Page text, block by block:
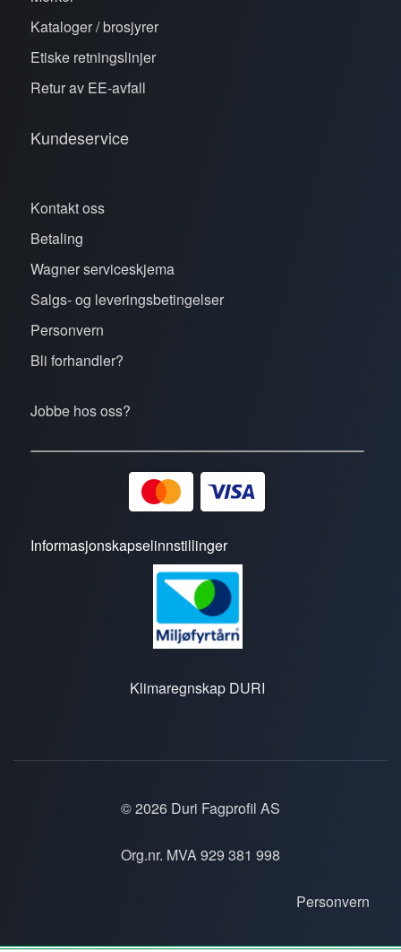
Kataloger / brosjyrer
Etiske retningslinjer
Retur av EE-avfall
Kundeservice
Kontakt oss
Betaling
Wagner serviceskjema
Salgs- og leveringsbetingelser
Personvern
Bli forhandler?
Jobbe hos oss?
Informasjonskapselinnstillinger
Klimaregnskap DURI
© 2026 Duri Fagprofil AS
Org.nr. MVA 929 381 998
Personvern